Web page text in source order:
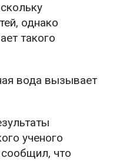
однако
такого
вода вызывает
ученого
что